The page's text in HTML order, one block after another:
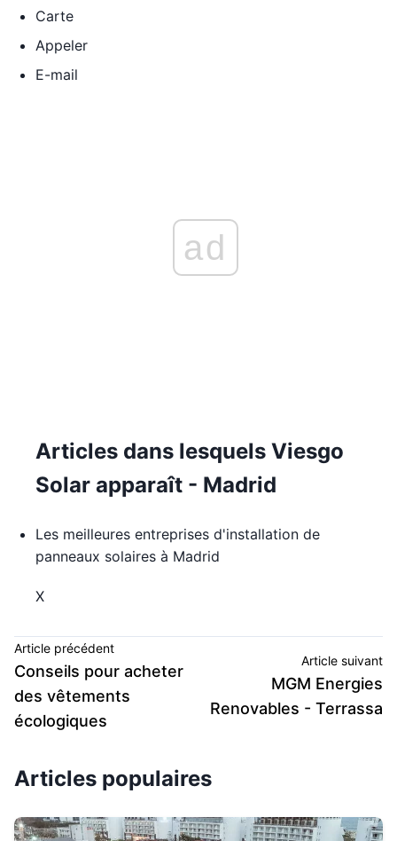
Carte
Appeler
E-mail
ad
Articles dans lesquels Viesgo
Solar apparaît - Madrid
Les meilleures entreprises d'installation de
panneaux solaires à Madrid
X
Article précédent
Conseils pour acheter
des vêtements
écologiques
Article suivant
MGM Energies
Renovables - Terrassa
Articles populaires